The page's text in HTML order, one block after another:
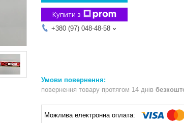
Купити з
+380 (97) 048-48-58
повернення товару протягом 14 днів